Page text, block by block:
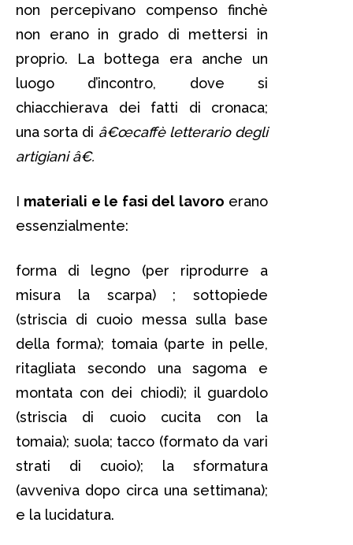
non percepivano compenso finchè
non erano in grado di mettersi in
proprio. La bottega era anche un
luogo d’incontro, dove si
chiacchierava dei fatti di cronaca;
una sorta di â€œcaffè letterario degli
artigiani â€.
I materiali e le fasi del lavoro erano
essenzialmente:
forma di legno (per riprodurre a
misura la scarpa) ; sottopiede
(striscia di cuoio messa sulla base
della forma); tomaia (parte in pelle,
ritagliata secondo una sagoma e
montata con dei chiodi); il guardolo
(striscia di cuoio cucita con la
tomaia); suola; tacco (formato da vari
strati di cuoio); la sformatura
(avveniva dopo circa una settimana);
e la lucidatura.